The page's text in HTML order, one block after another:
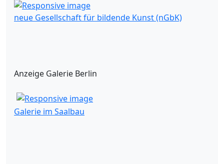
neue Gesellschaft für bildende Kunst (nGbK)
Anzeige Galerie Berlin
Galerie im Saalbau